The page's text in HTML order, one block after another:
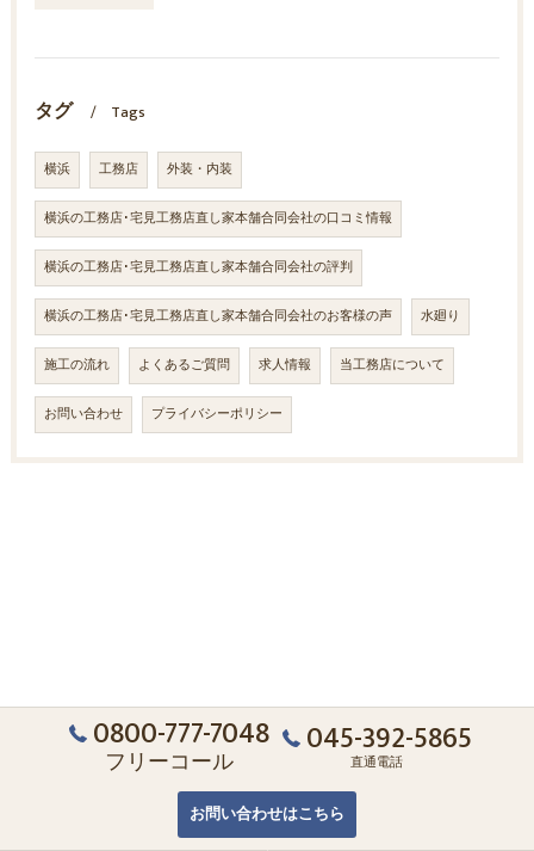
タグ Tags
横浜 工務店 外装・内装
横浜の工務店･宅見工務店直し家本舗合同会社の口コミ情報
横浜の工務店･宅見工務店直し家本舗合同会社の評判
横浜の工務店･宅見工務店直し家本舗合同会社のお客様の声 水廻り
施工の流れ よくあるご質問 求人情報 当工務店について
お問い合わせ プライバシーポリシー
0800-777-7048
フリーコール 045-392-5865
直通電話
お問い合わせはこちら